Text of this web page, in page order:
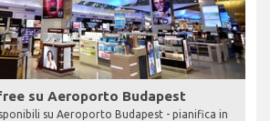
su Aeroporto Budapest
su Aeroporto Budapest - pianifica in